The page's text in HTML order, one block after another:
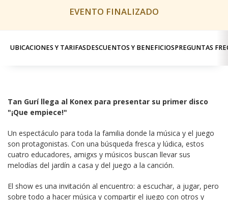
EVENTO FINALIZADO
UBICACIONES Y TARIFASDESCUENTOS Y BENEFICIOSPREGUNTAS
Tan Gurí llega al Konex para presentar su primer disco
"¡Que empiece!"
Un espectáculo para toda la familia donde la música y el juego
son protagonistas. Con una búsqueda fresca y lúdica, estos
cuatro educadores, amigxs y músicos buscan llevar sus
melodías del jardín a casa y del juego a la canción.
El show es una invitación al encuentro: a escuchar, a jugar, pero
sobre todo a hacer música y compartir el juego con otros y